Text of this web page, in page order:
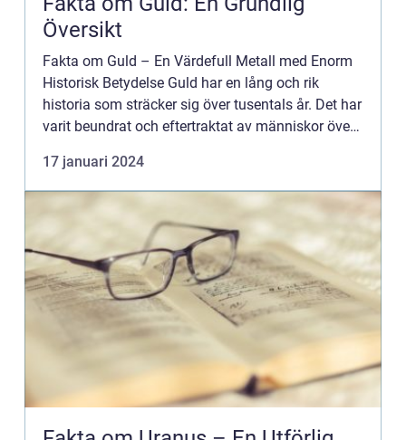
Översikt
Fakta om Guld – En Värdefull Metall med Enorm
Historisk Betydelse Guld har en lång och rik
historia som sträcker sig över tusentals år. Det har
varit beundrat och eftertraktat av människor över
bety...
17 januari 2024